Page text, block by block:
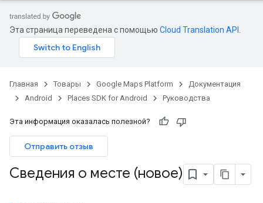
Эта страница переведена с помощью Cloud Translation API
Главная Товары Google Maps Platform
Документация
Android
Places SDK for Android Руководства
Эта информация оказалась полезной?
Отправить отзыв
Сведения о месте (новое)